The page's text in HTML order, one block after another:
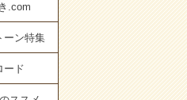
.com
ーン特集
ード